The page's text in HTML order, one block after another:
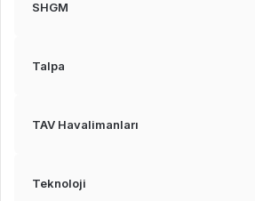
SHGM
Talpa
TAV Havalimanları
Teknoloji